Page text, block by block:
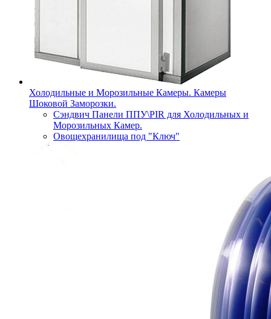
Холодильные и Морозильные Камеры. Камеры
Шоковой Заморозки.
Сэндвич Панели ППУ\PIR для Холодильных и
Морозильных Камер.
Овощехранилища под "Ключ"